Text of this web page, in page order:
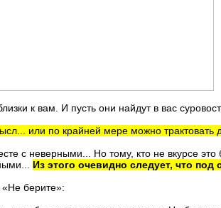
к вам. И пусть они найдут в вас
или по крайней мере можно трактовать
с неверными... Но тому, кто не вкурсе это
Из этого очевидно следует, что
«Не берите»: